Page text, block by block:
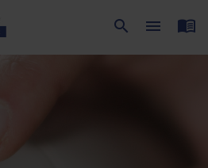
menu_book
search
Suche
menu
Menü